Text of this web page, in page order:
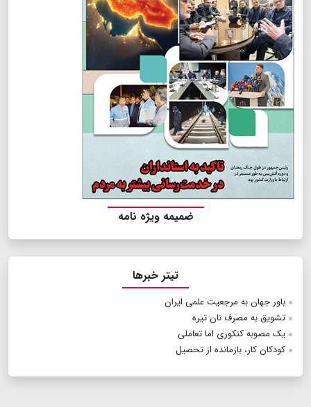
ضمیمه ویژه نامه
تیتر خبرها
باور جهان به مرجعیت علمی ایران
تشویق به مصرف نان تیره
یک مصوبه کنکوری اما تعاملی
کودکان کار، بازمانده از تحصیل